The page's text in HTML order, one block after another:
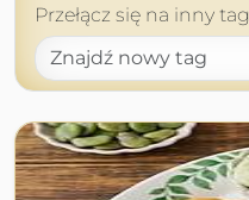
Przełącz się na inny tag